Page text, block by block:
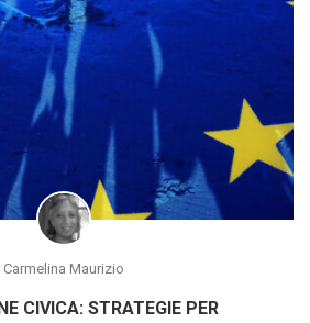
Carmelina Maurizio
CIVICA: STRATEGIE PER